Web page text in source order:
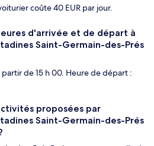
coûte 40 EUR par jour.
d'arrivée et de départ à
Saint-Germain-des-Prés
partir de 15 h 00. Heure de départ :
proposées par
Saint-Germain-des-Prés